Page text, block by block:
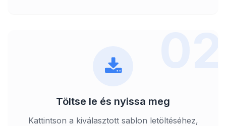
Töltse le és nyissa meg
Kattintson a kiválasztott sablon letöltéséhez,